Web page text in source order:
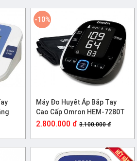
Máy Đo Huyết Áp Bắp Tay
Cao Cấp Omron HEM-7280T
Bluetooth
2.800.000 đ 3.100.000 đ
-10%